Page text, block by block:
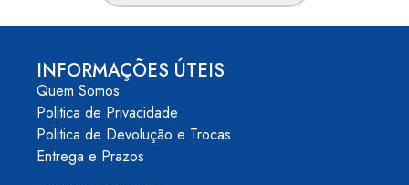
INFORMAÇÕES ÚTEIS
Quem Somos
Politica de Privacidade
Politica de Devolução e Trocas
Entrega e Prazos